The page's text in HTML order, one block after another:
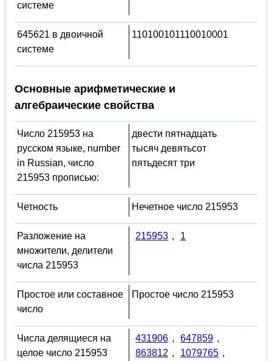
системе
645621 в двоичной
системе
110100101110010001
Основные арифметические и
алгебраические свойства
Число 215953 на
русском языке, number
in Russian, число
215953 прописью:
двести пятнадцать
тысяч девятьсот
пятьдесят три
Четность Нечетное число 215953
Разложение на
множители, делители
числа 215953
215953 , 1
Простое или составное
число
Простое число 215953
Числа делящиеся на
целое число 215953
431906 , 647859 ,
863812 , 1079765 ,